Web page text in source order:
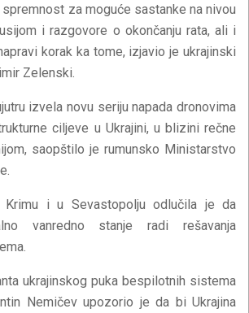
za moguće sastanke na nivou
i razgovore o okončanju rata, ali i
korak ka tome, izjavio je ukrajinski
Zelenski.
izvela novu seriju napada dronovima
ciljeve u Ukrajini, u blizini rečne
saopštilo je rumunsko Ministarstvo
Krimu i u Sevastopolju odlučila je da
vanredno stanje radi rešavanja
ukrajinskog puka bespilotnih sistema
Nemičev upozorio je da bi Ukrajina